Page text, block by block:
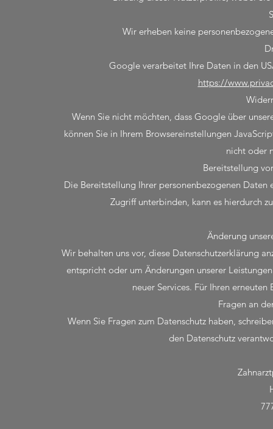
Wir erheben keine
Google verarbeitet Ihre Daten in den
https://
Wenn Sie nicht möchten, dass Google über
können Sie in Ihrem Browsereinstellungen
nicht oder
Bereitstellung
Die Bereitstellung Ihrer personenbezogenen
Zugriff unterbinden, kann es hierdurch
Änderung
Wir behalten uns vor, diese Datenschutzerklärung
entspricht oder um Änderungen unserer
neuer Services. Für Ihren
Fragen an
Wenn Sie Fragen zum Datenschutz haben,
den Datenschutz